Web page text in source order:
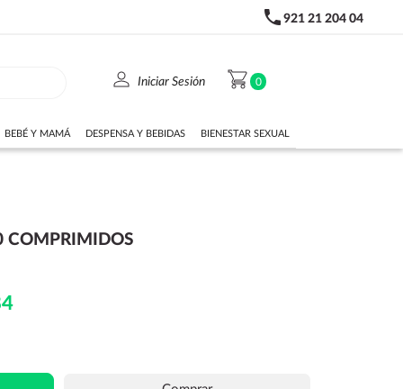
phone 921 21 204 04
person Iniciar Sesión shopping_cart 0
BEBÉ Y MAMÁ DESPENSA Y BEBIDAS BIENESTAR SEXUAL
COMPRIMIDOS